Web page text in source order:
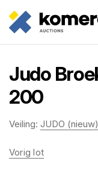
Judo
200
Veiling: JUDO (nieuw)
Vorig lot